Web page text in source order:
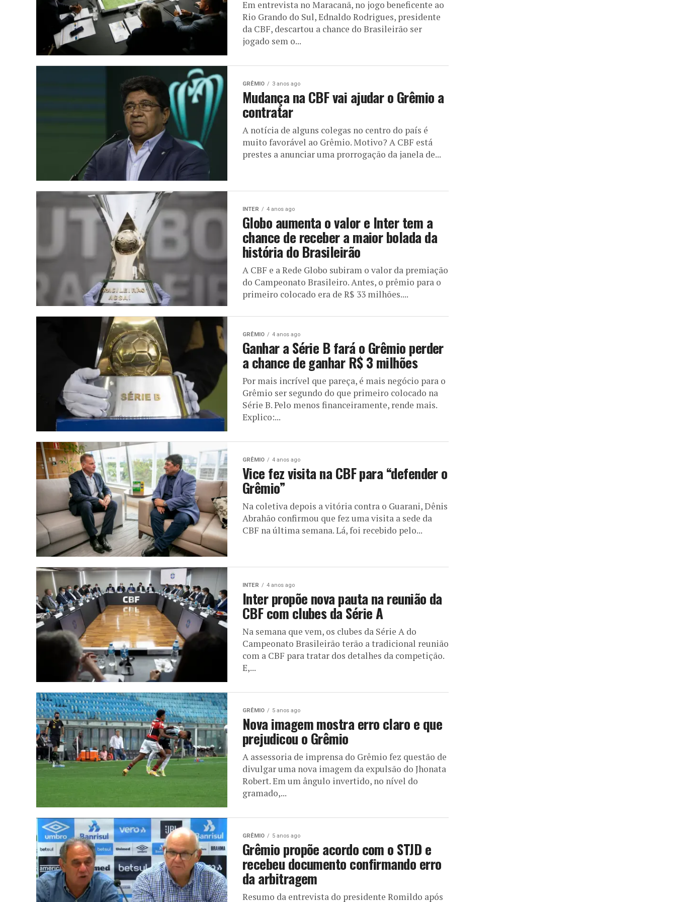
Em entrevista no Maracanã, no jogo beneficente ao
Rio Grando do Sul, Ednaldo Rodrigues, presidente
da CBF, descartou a chance do Brasileirão ser
jogado sem o...
GRÊMIO 3 anos ago
Mudança na CBF vai ajudar o Grêmio a
contratar
A notícia de alguns colegas no centro do país é
muito favorável ao Grêmio. Motivo? A CBF está
prestes a anunciar uma prorrogação da janela de...
INTER 4 anos ago
Globo aumenta o valor e Inter tem a
chance de receber a maior bolada da
história do Brasileirão
A CBF e a Rede Globo subiram o valor da premiação
do Campeonato Brasileiro. Antes, o prêmio para o
primeiro colocado era de R$ 33 milhões....
GRÊMIO 4 anos ago
Ganhar a Série B fará o Grêmio perder
a chance de ganhar R$ 3 milhões
Por mais incrível que pareça, é mais negócio para o
Grêmio ser segundo do que primeiro colocado na
Série B. Pelo menos financeiramente, rende mais.
Explico:...
GRÊMIO 4 anos ago
Vice fez visita na CBF para “defender o
Grêmio”
Na coletiva depois a vitória contra o Guarani, Dênis
Abrahão confirmou que fez uma visita a sede da
CBF na última semana. Lá, foi recebido pelo...
INTER 4 anos ago
Inter propõe nova pauta na reunião da
CBF com clubes da Série A
Na semana que vem, os clubes da Série A do
Campeonato Brasileirão terão a tradicional reunião
com a CBF para tratar dos detalhes da competição.
E,...
GRÊMIO 5 anos ago
Nova imagem mostra erro claro e que
prejudicou o Grêmio
A assessoria de imprensa do Grêmio fez questão de
divulgar uma nova imagem da expulsão do Jhonata
Robert. Em um ângulo invertido, no nível do
gramado,...
GRÊMIO 5 anos ago
Grêmio propõe acordo com o STJD e
recebeu documento confirmando erro
da arbitragem
Resumo da entrevista do presidente Romildo após